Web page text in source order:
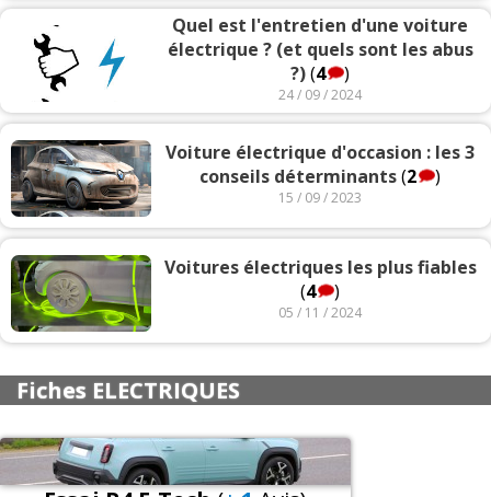
Quel est l'entretien d'une voiture
électrique ? (et quels sont les abus
?)(4 )
24 / 09 / 2024
Voiture électrique d'occasion : les 3
conseils déterminants(2 )
15 / 09 / 2023
Voitures électriques les plus fiables
(4 )
05 / 11 / 2024
Fiches ELECTRIQUES